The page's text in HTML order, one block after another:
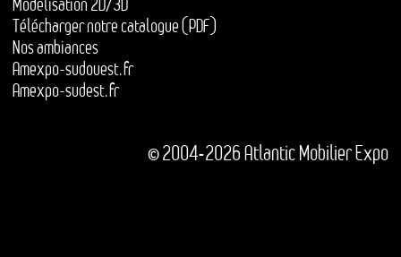
Modélisation 2D/3D
Télécharger notre catalogue (PDF)
Nos ambiances
Amexpo-sudouest.fr
Amexpo-sudest.fr
© 2004-2026 Atlantic Mobilier Expo